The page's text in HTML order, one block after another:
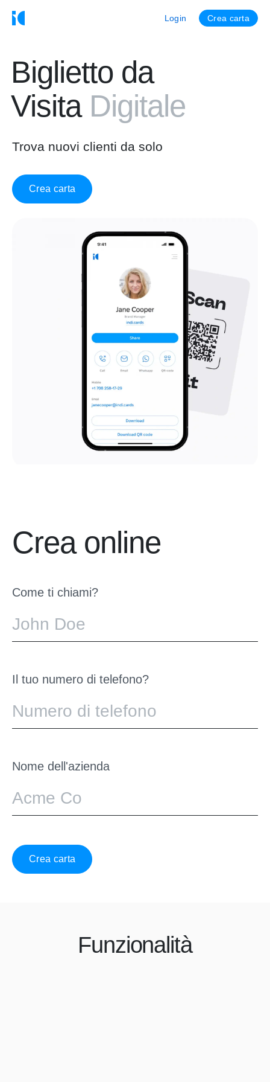
Login Crea carta
Biglietto da
Visita Digitale
Trova nuovi clienti da solo
Crea carta
Crea online
Come ti chiami?
Il tuo numero di telefono?
Nome dell'azienda
Crea carta
Funzionalità